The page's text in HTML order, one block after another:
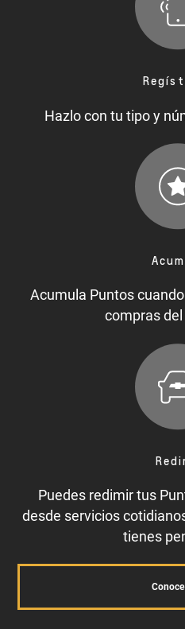
Hazlo con tu tipo y
Acumula Puntos
compras
Puedes redimir tus
desde servicios
tienes